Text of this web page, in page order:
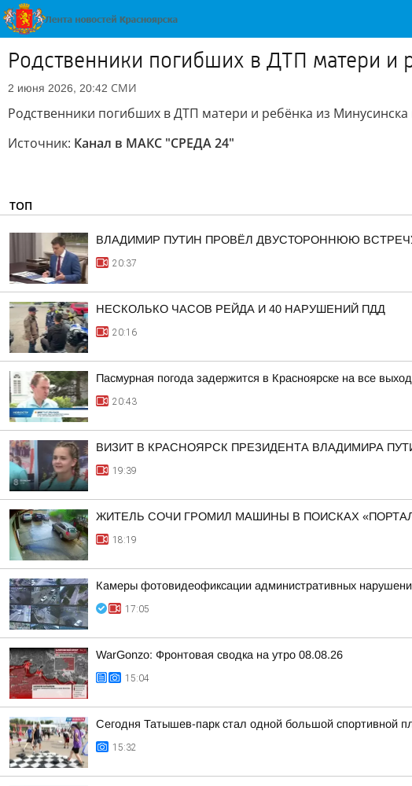
Родственники погибших в ДТП матери и
2 июня 2026, 20:42 СМИ
Родственники погибших в ДТП матери и ребёнка из
Источник: Канал в МАКС "СРЕДА 24"
ТОП
ВЛАДИМИР ПУТИН ПРОВЁЛ ДВУСТОРОННЮЮ
20:37
НЕСКОЛЬКО ЧАСОВ РЕЙДА И 40 НАРУШЕНИЙ ПДД
20:16
Пасмурная погода задержится в Красноярске на все
20:43
ВИЗИТ В КРАСНОЯРСК ПРЕЗИДЕНТА ВЛАДИМИРА
19:39
ЖИТЕЛЬ СОЧИ ГРОМИЛ МАШИНЫ В ПОИСКАХ
18:19
Камеры фотовидеофиксации административных
17:05
WarGonzo: Фронтовая сводка на утро 08.08.26
15:04
Сегодня Татышев-парк стал одной большой спортивной
15:32